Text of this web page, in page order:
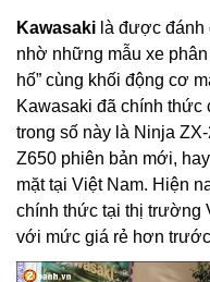
Kawasaki là được
nhờ những mẫu xe
hố” cùng khối động cơ
Kawasaki đã chính thức
trong số này là Ninja
Z650 phiên bản mới,
mặt tại Việt Nam. Hiện
chính thức tại thị trường
với mức giá rẻ hơn